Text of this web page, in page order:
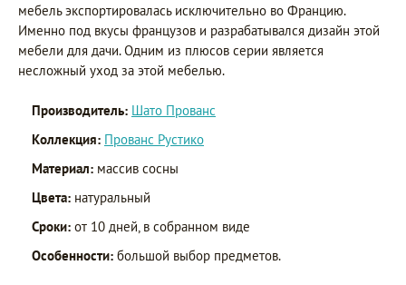
мебель экспортировалась исключительно во Францию.
Именно под вкусы французов и разрабатывался дизайн этой
мебели для дачи. Одним из плюсов серии является
несложный уход за этой мебелью.
Производитель: Шато Прованс
Коллекция: Прованс Рустико
Материал: массив сосны
Цвета: натуральный
Сроки: от 10 дней, в собранном виде
Особенности: большой выбор предметов.